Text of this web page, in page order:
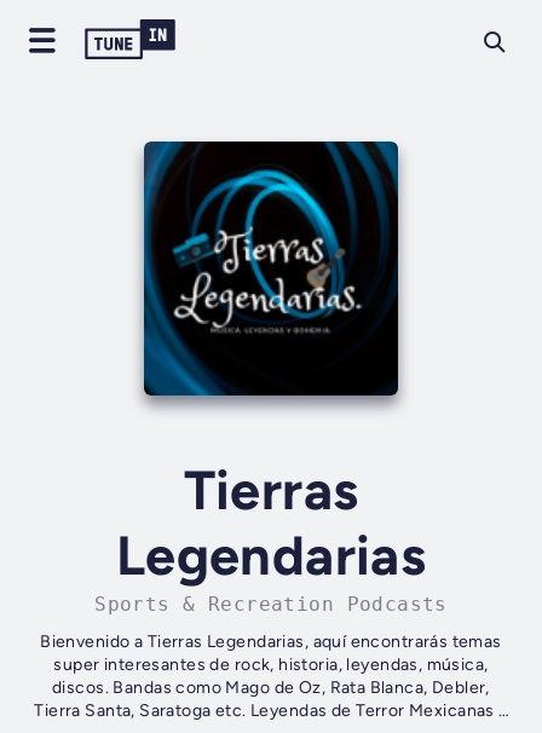
Tierras
Legendarias
Sports & Recreation Podcasts
Bienvenido a Tierras Legendarias, aquí encontrarás temas
super interesantes de rock, historia, leyendas, música,
discos. Bandas como Mago de Oz, Rata Blanca, Debler,
Tierra Santa, Saratoga etc. Leyendas de Terror Mexicanas y